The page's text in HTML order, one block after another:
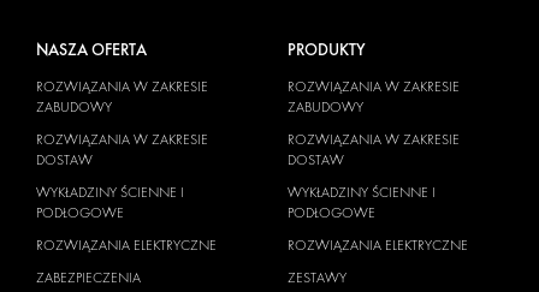
NASZA OFERTA
ROZWIĄZANIA W ZAKRESIE
ZABUDOWY
ROZWIĄZANIA W ZAKRESIE
DOSTAW
WYKŁADZINY ŚCIENNE I
PODŁOGOWE
ROZWIĄZANIA ELEKTRYCZNE
ZABEZPIECZENIA
PRODUKTY
ROZWIĄZANIA W ZAKRESIE
ZABUDOWY
ROZWIĄZANIA W ZAKRESIE
DOSTAW
WYKŁADZINY ŚCIENNE I
PODŁOGOWE
ROZWIĄZANIA ELEKTRYCZNE
ZESTAWY